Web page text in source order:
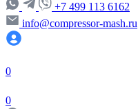
+7 499 113 6162
info@compressor-mash.ru
0
0